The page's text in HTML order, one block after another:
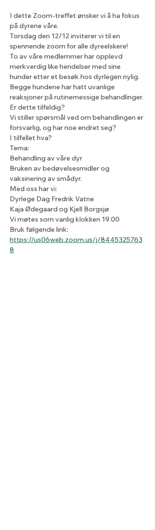
I dette Zoom-treffet ønsker vi å ha fokus
på dyrene våre.
Torsdag den 12/12 inviterer vi til en
spennende zoom for alle dyreelskere!
To av våre medlemmer har opplevd
merkverdig like hendelser med sine
hunder etter et besøk hos dyrlegen nylig.
Begge hundene har hatt uvanlige
reaksjoner på rutinemessige behandlinger.
Er dette tilfeldig?
Vi stiller spørsmål ved om behandlingen er
forsvarlig, og har noe endret seg?
I tilfellet hva?
Tema:
Behandling av våre dyr
Bruken av bedøvelsesmidler og
vaksinering av smådyr.
Med oss har vi:
Dyrlege Dag Fredrik Vatne
Kaja Ødegaard og Kjell Borgsjø
Vi møtes som vanlig klokken 19.00
Bruk følgende link:
https://us06web.zoom.us/j/8445325763
8